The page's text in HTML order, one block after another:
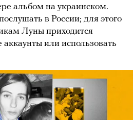
альбом на украинском.
в России; для этого
Луны приходится
или использовать